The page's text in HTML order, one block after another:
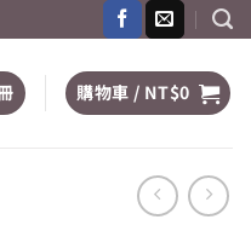
購物車 / NT$0